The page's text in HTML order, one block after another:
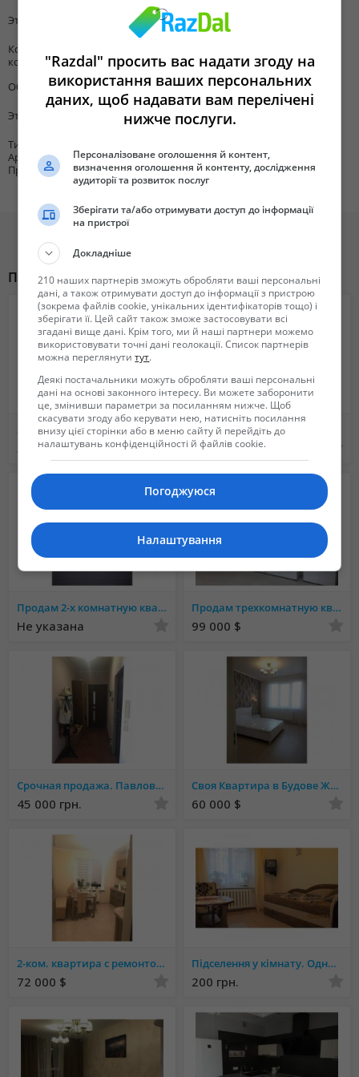
Ванна
Однокомнатная квартира в новом доме, на Армянской 6. Метро
Вырлица 400 метро. В квартире прекрасный вид из окна. В спальне
установлена двуспальная кровать с ортопедическим матрасом и
раскладной диван, кондиционер, плазменный телевизор. В
квартире есть гардеробная и большой шкаф-купе в прихожей.
Сдается впервые, абсолютно все новое. Дополнительная
комплектация квартиры нужными вещами - оговаривается!
Компанія: АН Столичный Квартал
Этаж
Количество
комнат
Общая площадь48
Этажность
Тип объекта
Аренды /
Продажи
Похожие объявления
ЖК "Уютный квартал" квартира с ремонтом 37 м2
32 500 $ 1 905 000 грн.
Продам 2-х комнатную квартиру
Не указана
Продам трехкомнатную квартиру ЖК Альтаир / Люстдорфская дор
99 000 $
Срочная продажа. Павлово поле. Деревянко 17. 45500$ торг
45 000 грн.
Своя Квартира в Будове ЖК Апельсин 1к с Ремонтом
60 000 $
2-ком. квартира с ремонтом в ЖК "Кристер Град",Подол
72 000 $
Підселення у кімнату. Одна кімната для 1 особи. Львів. Власниця.
200 грн.
"Razdal" просить вас надати згоду на
використання ваших персональних
даних, щоб надавати вам перелічені
нижче послуги.
Персоналізоване оголошення й контент,
визначення оголошення й контенту, дослідження
аудиторії та розвиток послуг
Зберігати та/або отримувати доступ до інформації
на пристрої
Докладніше
210 наших партнерів зможуть обробляти ваші персональні
дані, а також отримувати доступ до інформації з пристрою
(зокрема файлів cookie, унікальних ідентифікаторів тощо) і
зберігати її. Цей сайт також зможе застосовувати всі
згадані вище дані. Крім того, ми й наші партнери можемо
використовувати точні дані геолокації. Список партнерів
можна переглянутитут.
Деякі постачальники можуть обробляти ваші персональні
дані на основі законного інтересу. Ви можете заборонити
це, змінивши параметри за посиланням нижче. Щоб
скасувати згоду або керувати нею, натисніть посилання
внизу цієї сторінки або в меню сайту й перейдіть до
налаштувань конфіденційності й файлів cookie.
Погоджуюся
Налаштування